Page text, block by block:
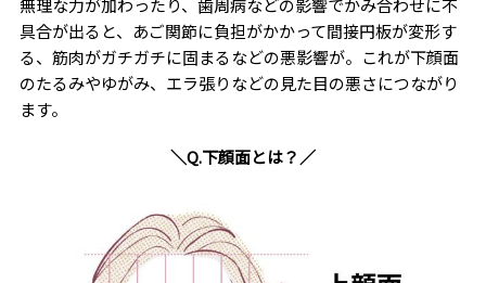
無理な力が加わったり、歯周病などの影響でかみ合わせに不
具合が出ると、あご関節に負担がかかって間接円板が変形す
る、筋肉がガチガチに固まるなどの悪影響が。これが下顔面
のたるみやゆがみ、エラ張りなどの見た目の悪さにつながり
ます。
＼Q.下顔面とは？／